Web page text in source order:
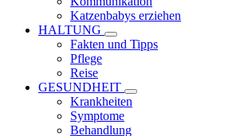
Katzenbabys erziehen
HALTUNG
Fakten und Tipps
Pflege
Reise
GESUNDHEIT
Krankheiten
Symptome
Behandlung